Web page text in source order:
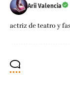
Arii Valencia
actriz de teatro y